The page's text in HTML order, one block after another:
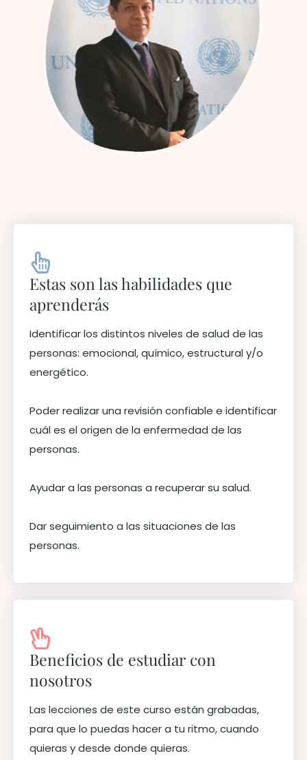
Estas son las habilidades que
aprenderás
Identificar los distintos niveles de salud de las
personas: emocional, químico, estructural y/o
energético.
Poder realizar una revisión confiable e identificar
cuál es el origen de la enfermedad de las
personas.
Ayudar a las personas a recuperar su salud.
Dar seguimiento a las situaciones de las
personas.
Beneficios de estudiar con
nosotros
Las lecciones de este curso están grabadas,
para que lo puedas hacer a tu ritmo, cuando
quieras y desde donde quieras.